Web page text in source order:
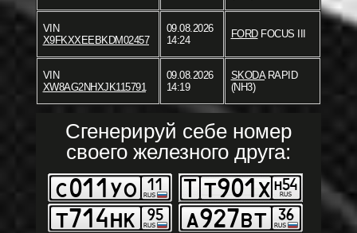
VIN
X9FKXXEEBKDM02457
09.08.2026
14:24
FORDFOCUS III
VIN
XW8AG2NHXJK115791
09.08.2026
14:19
SKODARAPID
(NH3)
Сгенерируй себе номер
своего железного друга: